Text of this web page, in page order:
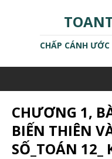
CHẤP CÁNH
CHƯƠNG 1,
BIẾN THIÊN
SỐ_TOÁN 12_